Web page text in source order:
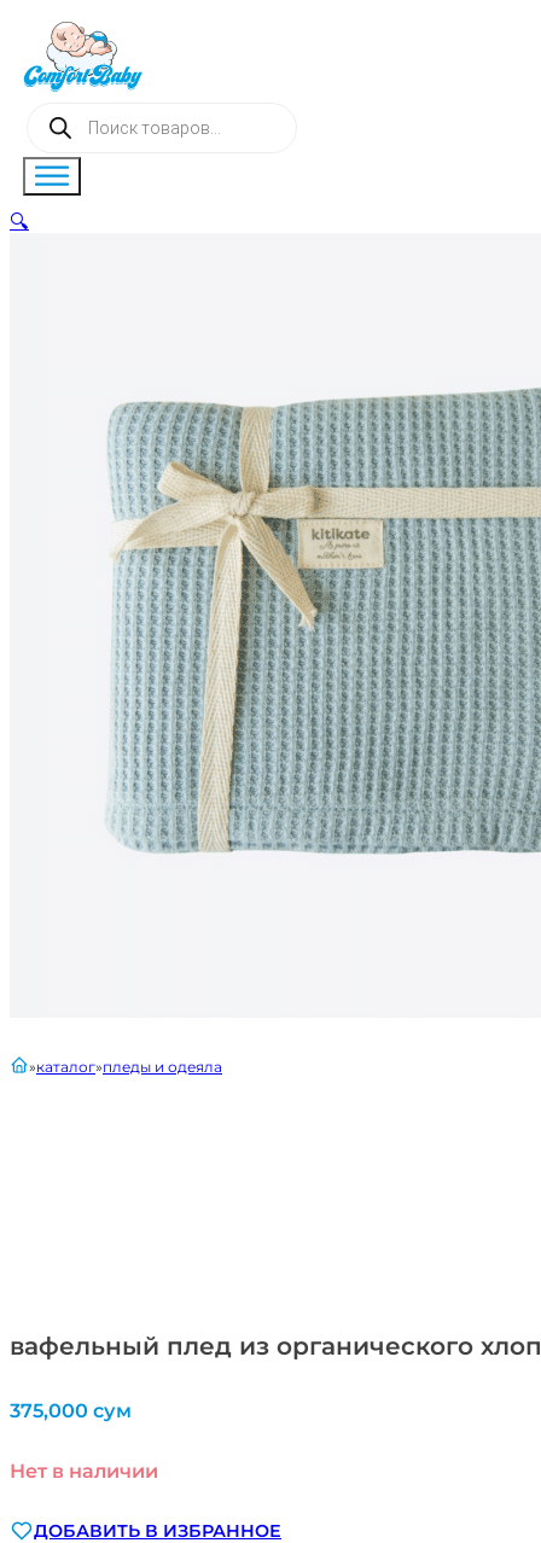
Поиск
товаров
вафельный плед из органического
главнаякаталог пледы и одеяла
375,000 сум
Нет в наличии
ДОБАВИТЬ В ИЗБРАННОЕ
🔍